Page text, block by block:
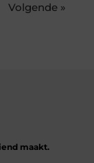
Volgende »
maakt.